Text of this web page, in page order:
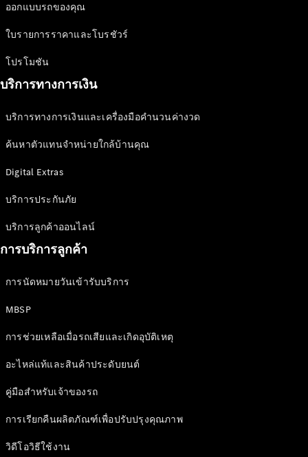
All
Cabriolets /
Mercedes-
Roadster
Maybach SL
ออกแบบ
รถยนต์
ทดลองขับ
Benz Online
MPV
V-Class
ออกแบบรถของคุณ
ใบรายการราคาและโบรชัวร์
โปรโมชัน
บริการทางการเงิน
บริการทางการเงินและเครื่องมือคำนวนค่างวด
ค้นหาตัวแทนจำหน่ายใกล้บ้านคุณ
Digital Extras
บริการประกันภัย
บริการลูกค้าออนไลน์
การบริการลูกค้า
การนัดหมายวันเข้ารับบริการ
MBSP
การช่วยเหลือเมื่อรถเสียและเกิดอุบัติเหตุ
อะไหล่แท้และสินค้าประดับยนต์
คู่มือสำหรับเจ้าของรถ
การเรียกคืนผลิตภัณฑ์เพื่อปรับปรุงคุณภาพ
วิดีโอวิธีใช้งาน